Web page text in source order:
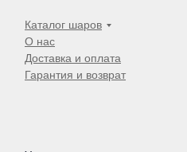
Каталог шаров
О нас
Доставка и оплата
Гарантия и возврат